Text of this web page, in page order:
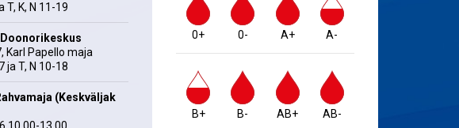
T, K, N 11-19
Karl Papello maja
ja T, N 10-18
(Keskväljak
0+ 0- A+ A-
B+ B- AB+ AB-